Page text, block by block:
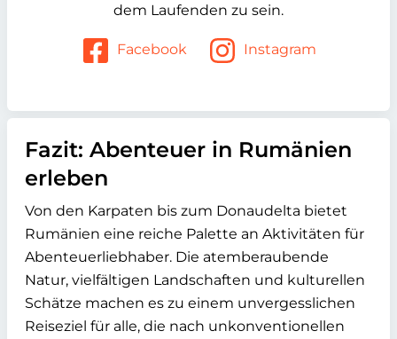
dem Laufenden zu sein.
Facebook Instagram
Fazit: Abenteuer in Rumänien
erleben
Von den Karpaten bis zum Donaudelta bietet
Rumänien eine reiche Palette an Aktivitäten für
Abenteuerliebhaber. Die atemberaubende
Natur, vielfältigen Landschaften und kulturellen
Schätze machen es zu einem unvergesslichen
Reiseziel für alle, die nach unkonventionellen